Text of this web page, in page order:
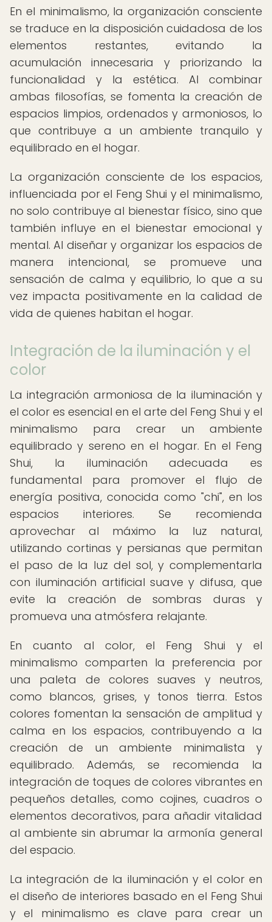
En el minimalismo, la organización consciente
se traduce en la disposición cuidadosa de los
elementos restantes, evitando la
acumulación innecesaria y priorizando la
funcionalidad y la estética. Al combinar
ambas filosofías, se fomenta la creación de
espacios limpios, ordenados y armoniosos, lo
que contribuye a un ambiente tranquilo y
equilibrado en el hogar.
La organización consciente de los espacios,
influenciada por el Feng Shui y el minimalismo,
no solo contribuye al bienestar físico, sino que
también influye en el bienestar emocional y
mental. Al diseñar y organizar los espacios de
manera intencional, se promueve una
sensación de calma y equilibrio, lo que a su
vez impacta positivamente en la calidad de
vida de quienes habitan el hogar.
Integración de la iluminación y el
color
La integración armoniosa de la iluminación y
el color es esencial en el arte del Feng Shui y el
minimalismo para crear un ambiente
equilibrado y sereno en el hogar. En el Feng
Shui, la iluminación adecuada es
fundamental para promover el flujo de
energía positiva, conocida como "chi", en los
espacios interiores. Se recomienda
aprovechar al máximo la luz natural,
utilizando cortinas y persianas que permitan
el paso de la luz del sol, y complementarla
con iluminación artificial suave y difusa, que
evite la creación de sombras duras y
promueva una atmósfera relajante.
En cuanto al color, el Feng Shui y el
minimalismo comparten la preferencia por
una paleta de colores suaves y neutros,
como blancos, grises, y tonos tierra. Estos
colores fomentan la sensación de amplitud y
calma en los espacios, contribuyendo a la
creación de un ambiente minimalista y
equilibrado. Además, se recomienda la
integración de toques de colores vibrantes en
pequeños detalles, como cojines, cuadros o
elementos decorativos, para añadir vitalidad
al ambiente sin abrumar la armonía general
del espacio.
La integración de la iluminación y el color en
el diseño de interiores basado en el Feng Shui
y el minimalismo es clave para crear un